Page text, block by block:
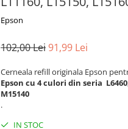
Epson
102,00 Lei91,99 Lei
Cerneala refill originala Epson
Epson cu 4 culori din seria
M15140
.
IN STOC